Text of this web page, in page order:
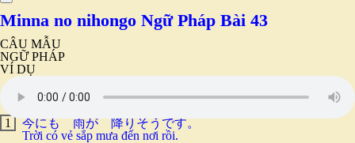
Minna no nihongo Ngữ Pháp Bài 43
CÂU MẪU
NGỮ PHÁP
VÍ DỤ
1
今にも 雨が 降りそうです。
Trời có vẻ sắp mưa đến nơi rồi.